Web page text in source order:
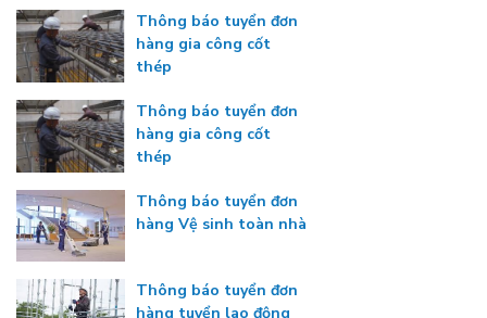
Thông báo tuyển đơn
hàng gia công cốt
thép
Thông báo tuyển đơn
hàng gia công cốt
thép
Thông báo tuyển đơn
hàng Vệ sinh toàn nhà
Thông báo tuyển đơn
hàng tuyển lao động